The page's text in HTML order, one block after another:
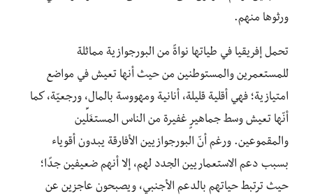
ورثوها منهم.
تحمل إفريقيا في طياتها نواةً من البورجوازية مماثلة
للمستعمرين والمستوطنين من حيث أنها تعيش في مواضع
امتيازية؛ فهي أقلية قليلة، أنانية ومهووسة بالمال، ورجعيّة، كما
أنّها تعيش وسط جماهيرٍ غفيرة من الناس المستغَلِّين
والمقموعين. ورغم أنّ البورجوازيين الأفارقة يبدون أقوياء
بسبب دعم الاستعماريين الجدد لهم، إلا أنهم ضعيفين جدًا؛
حيث ترتبط حياتهم بالدعم الأجنبي، ويصبحون عاجزين عن